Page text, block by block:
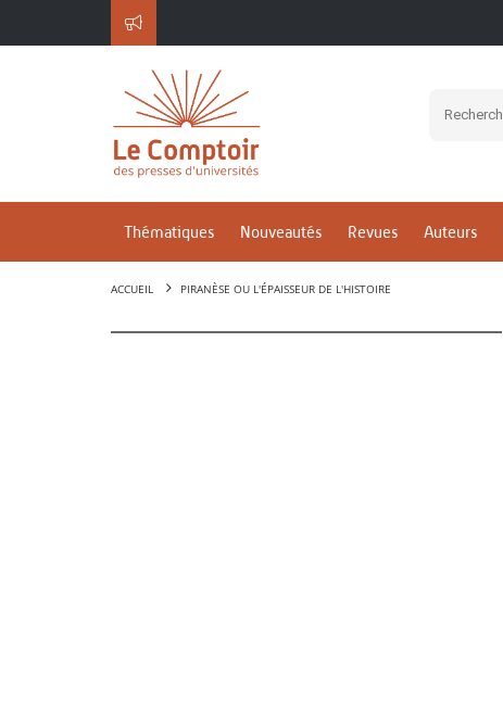
Thématiques Nouveautés Revues Auteurs
ACCUEIL PIRANÈSE OU L'ÉPAISSEUR DE L'HISTOIRE